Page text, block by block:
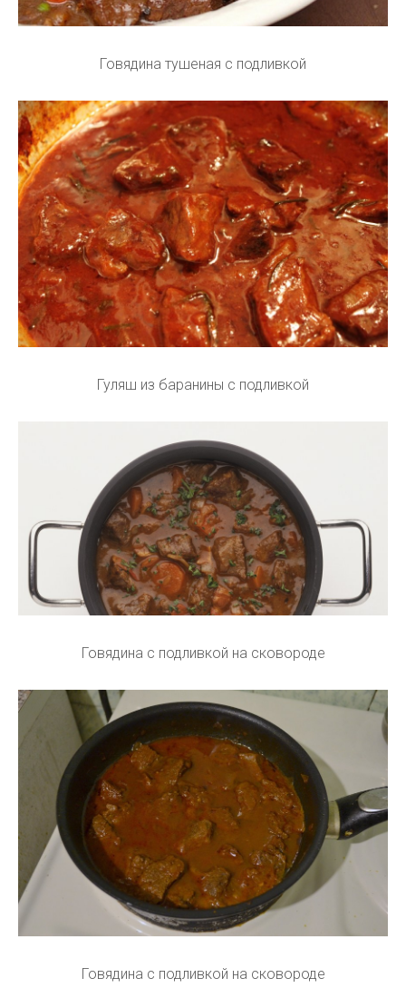
Говядина тушеная с подливкой
Гуляш из баранины с подливкой
Говядина с подливкой на сковороде
Говядина с подливкой на сковороде